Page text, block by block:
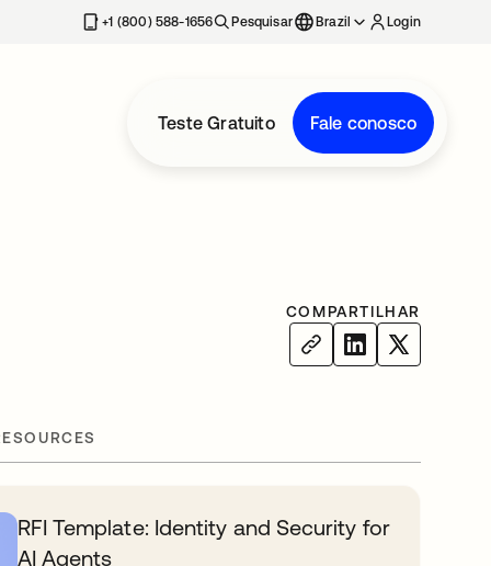
+1 (800) 588-1656 Pesquisar Brazil Login
Teste Gratuito Fale conosco
COMPARTILHAR
RFI Template: Identity and Security for
AI Agents